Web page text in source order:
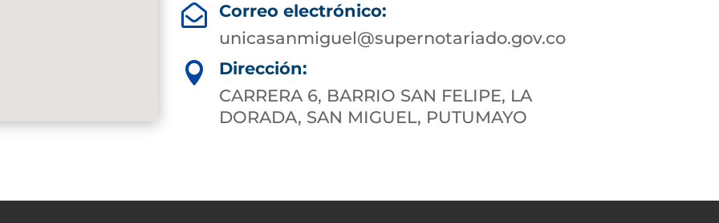

Correo electrónico:
unicasanmiguel@supernotariado.gov.co

Dirección:
CARRERA 6, BARRIO SAN FELIPE, LA
DORADA, SAN MIGUEL, PUTUMAYO